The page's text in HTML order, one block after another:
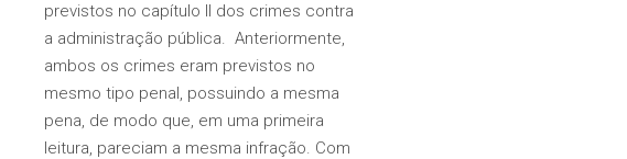
previstos no capítulo II dos crimes contra
a administração pública. Anteriormente,
ambos os crimes eram previstos no
mesmo tipo penal, possuindo a mesma
pena, de modo que, em uma primeira
leitura, pareciam a mesma infração. Com